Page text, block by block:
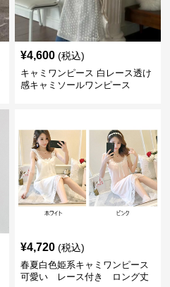
¥4,600 (税込)
キャミワンピース 白レース透け
感キャミソールワンピース
¥4,720 (税込)
春夏白色姫系キャミワンピース
可愛い レース付き ロング丈